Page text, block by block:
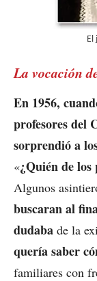
La vocación
En 1956,
profesores del
sorprendió a
«¿Quién de los
Algunos
buscaran al
dudaba de la
quería saber
familiares con